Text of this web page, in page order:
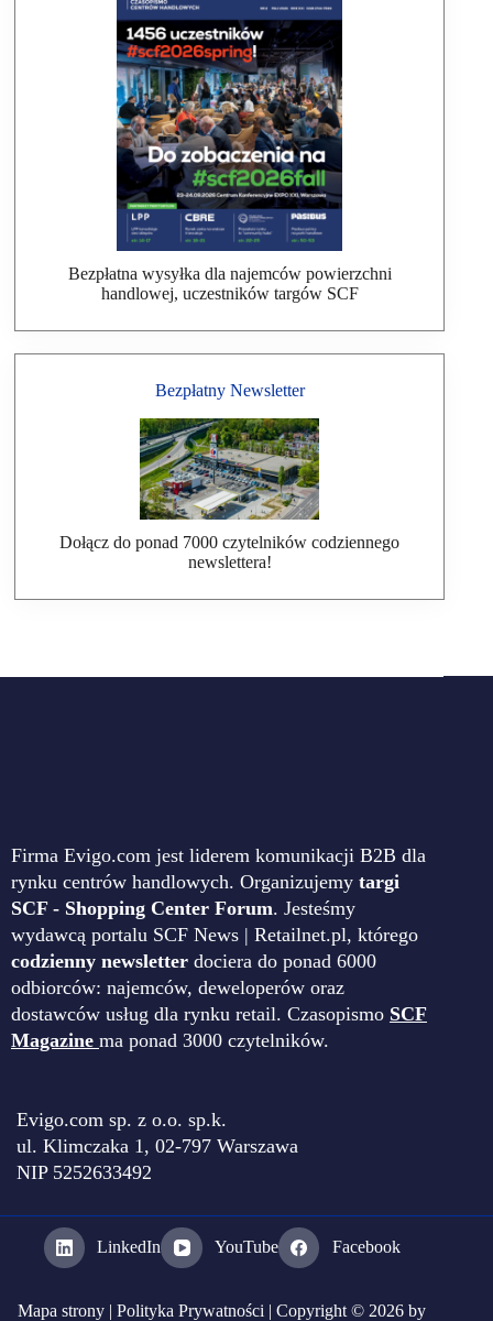
Bezpłatna wysyłka dla najemców powierzchni
handlowej, uczestników targów SCF
Bezpłatny Newsletter
Dołącz do ponad 7000 czytelników codziennego
newslettera!
Firma Evigo.com jest liderem komunikacji B2B dla
rynku centrów handlowych. Organizujemy targi
SCF - Shopping Center Forum. Jesteśmy
wydawcą portalu SCF News | Retailnet.pl, którego
codzienny newsletter dociera do ponad 6000
odbiorców: najemców, deweloperów oraz
dostawców usług dla rynku retail. Czasopismo SCF
Magazine ma ponad 3000 czytelników.
Evigo.com sp. z o.o. sp.k.
ul. Klimczaka 1, 02-797 Warszawa
NIP 5252633492
LinkedIn YouTube Facebook
Mapa strony |Polityka Prywatności | Copyright © 2026 by